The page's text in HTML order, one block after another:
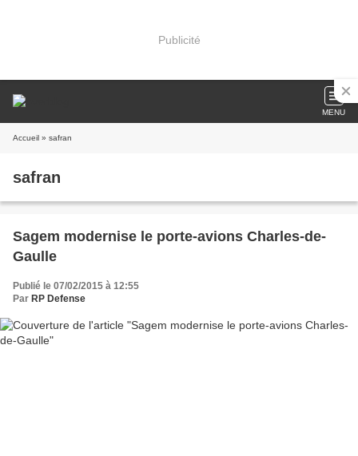
Publicité
MENU
Accueil » safran
safran
Sagem modernise le porte-avions Charles-de-
Gaulle
Publié le 07/02/2015 à 12:55
Par RP Defense